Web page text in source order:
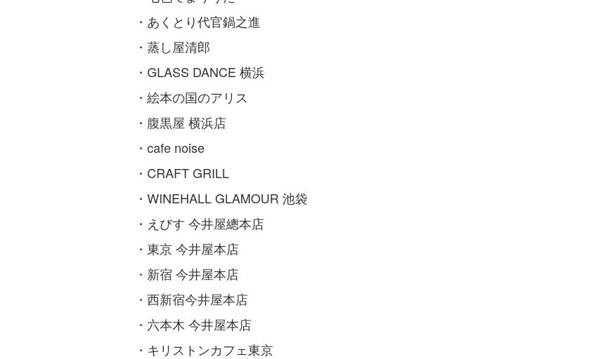
・あくとり代官鍋之進
・蒸し屋清郎
・GLASS DANCE 横浜
・絵本の国のアリス
・腹黒屋 横浜店
・cafe noise
・CRAFT GRILL
・WINEHALL GLAMOUR 池袋
・えびす 今井屋總本店
・東京 今井屋本店
・新宿 今井屋本店
・西新宿今井屋本店
・六本木 今井屋本店
・キリストンカフェ東京